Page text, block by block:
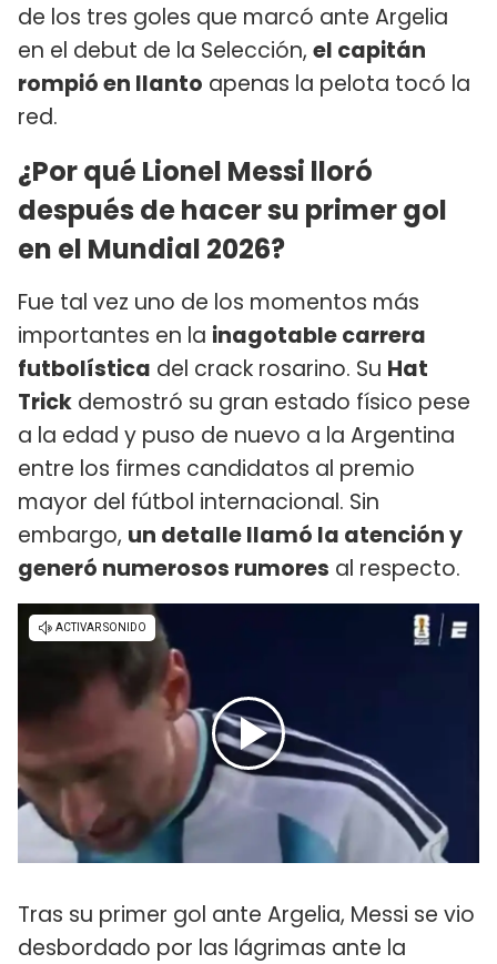
de los tres goles que marcó ante Argelia
en el debut de la Selección, el capitán
rompió en llanto apenas la pelota tocó la
red.
¿Por qué Lionel Messi lloró
después de hacer su primer gol
en el Mundial 2026?
Fue tal vez uno de los momentos más
importantes en la inagotable carrera
futbolística del crack rosarino. Su Hat
Trick demostró su gran estado físico pese
a la edad y puso de nuevo a la Argentina
entre los firmes candidatos al premio
mayor del fútbol internacional. Sin
embargo, un detalle llamó la atención y
generó numerosos rumores al respecto.
Tras su primer gol ante Argelia, Messi se vio
desbordado por las lágrimas ante la